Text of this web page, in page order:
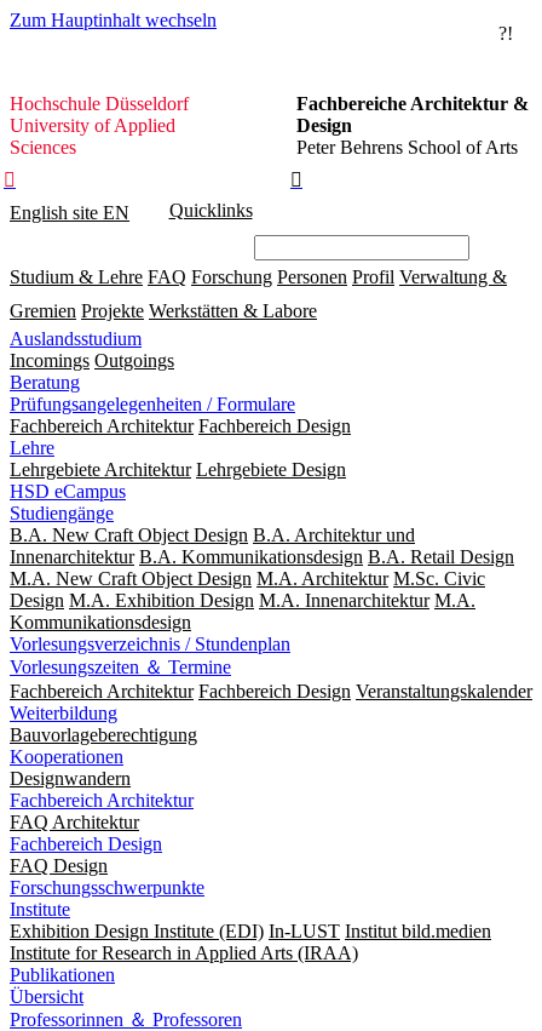
Zum Hauptinhalt wechseln
?!
Hochschule
Düsseldorf
Hochschule Düsseldorf
University of Applied
Sciences
Fachbereiche Architektur &
Design
Peter Behrens School of Arts


English site EN Quicklinks
Studium & Lehre FAQ Forschung Personen Profil Verwaltung &
Gremien Projekte Werkstätten & Labore
Auslandsstudium
Incomings Outgoings
Beratung
Prüfungsangelegenheiten / Formulare
Fachbereich Architektur Fachbereich Design
Lehre
Lehrgebiete Architektur Lehrgebiete Design
HSD eCampus
Studiengänge
B.A. New Craft Object Design B.A. Architektur und
Innenarchitektur B.A. Kommunikationsdesign B.A. Retail Design
M.A. New Craft Object Design M.A. Architektur M.Sc. Civic
Design M.A. Exhibition Design M.A. Innenarchitektur M.A.
Kommunikationsdesign
Vorlesungsverzeichnis / Stundenplan
Vorlesungszeiten ＆ Termine
Fachbereich Architektur Fachbereich Design Veranstaltungskalender
Weiterbildung
Bauvorlageberechtigung
Kooperationen
Designwandern
Fachbereich Architektur
FAQ Architektur
Fachbereich Design
FAQ Design
Forschungsschwerpunkte
Institute
Exhibition Design Institute (EDI) In-LUST Institut bild.medien
Institute for Research in Applied Arts (IRAA)
Publikationen
Übersicht
Professorinnen ＆ Professoren